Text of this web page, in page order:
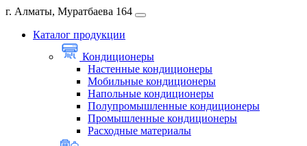
г. Алматы, Муратбаева 164
Каталог продукции
Кондиционеры
Настенные кондиционеры
Мобильные кондиционеры
Напольные кондиционеры
Полупромышленные кондиционеры
Промышленные кондиционеры
Расходные материалы